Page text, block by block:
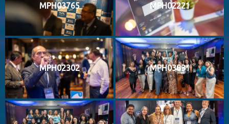
MPH03765 MPH02221
MPH02302 MPH03831